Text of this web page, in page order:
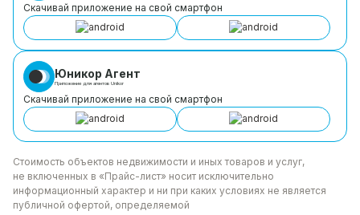
Скачивай приложение на свой смартфон
Юникор Агент
Приложение для агентов Unikor
Скачивай приложение на свой смартфон
Стоимость объектов недвижимости и иных товаров и услуг,
не включенных в «Прайс-лист» носит исключительно
информационный характер и ни при каких условиях не является
публичной офертой, определяемой